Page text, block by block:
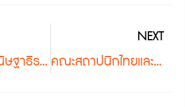
สมเด็จพระกนิษฐาธิราชเจ้า เสด็จพระราชดำเนินทรงเปิดนิทรรศการภาพวาดพฤกษศาสตร์นานาชาติ ครั้งที่ 2
NEXT
คณะสถาปนิกไทยและบริษัท ดี.โอ.บอนด์ จำกัด เดินทางดูงาน Osaka Expo 2025